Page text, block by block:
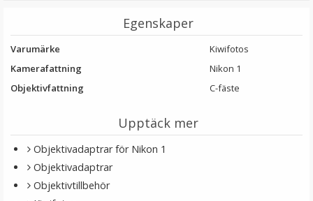
Step Down Ring 62 - 58mm - Gör filtergängan mindre
★★★★★
69 kr
Egenskaper
Varumärke
Kiwifotos
Kamerafattning
Nikon 1
Objektivfattning
C-fäste
Upptäck mer
Objektivadaptrar för Nikon 1
Objektivadaptrar
Objektivtillbehör